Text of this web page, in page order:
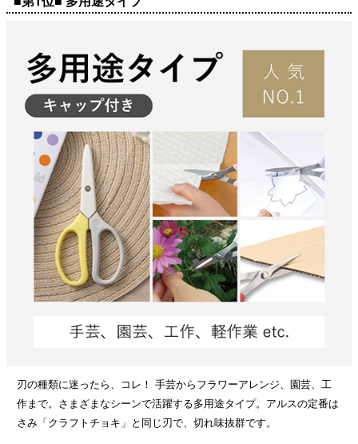
刃の種類に迷ったら、コレ！ 手芸からフラワーアレンジ、園芸、工
作まで。さまざまなシーンで活躍する多用途タイプ。アルスの定番は
さみ「クラフトチョキ」と同じ刃で、切れ味抜群です。